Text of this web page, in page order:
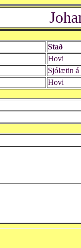
Stað
Hovi
Sjólætin á
Hovi